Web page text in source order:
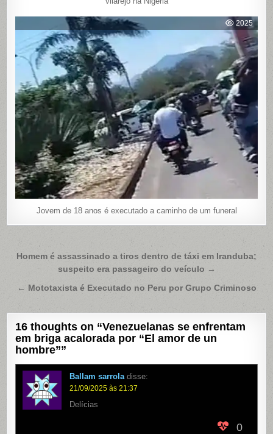
2025
Jovem de 18 anos é executado a caminho de um funeral
Navegação
Post
Homem é assassinado a tiros dentro de táxi em Iranduba;
suspeito era passageiro do veículo →
← Mototaxista é Executado no Peru por Grupo Criminoso
16 thoughts on “Venezuelanas se enfrentam
em briga acalorada por “El amor de un
hombre””
Ballam sarrola disse:
21/09/2025 às 21:37
Delícias
0